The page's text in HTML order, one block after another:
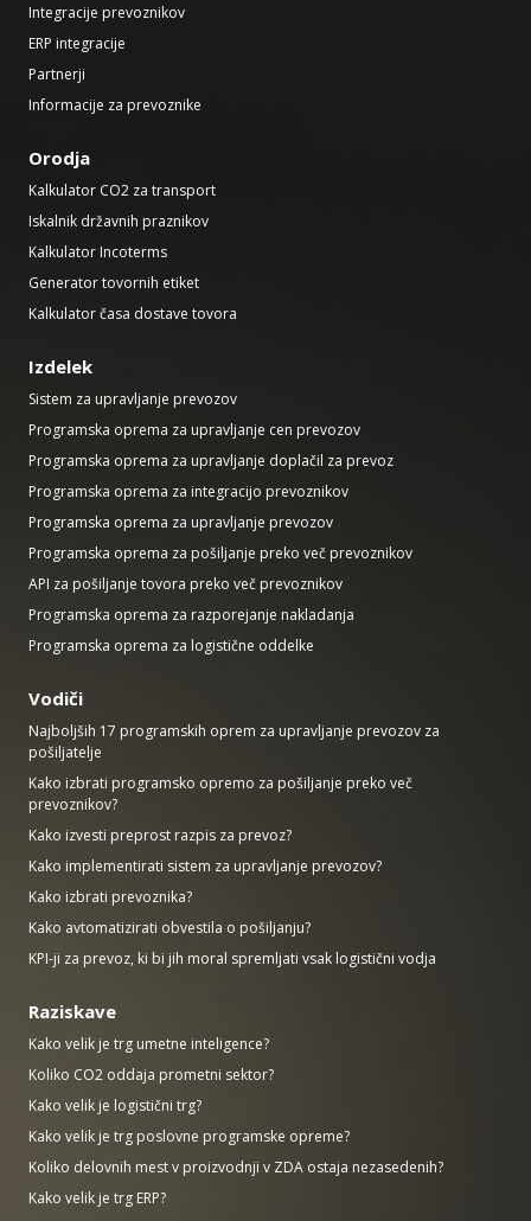
Integracije prevoznikov
ERP integracije
Partnerji
Informacije za prevoznike
Orodja
Kalkulator CO2 za transport
Iskalnik državnih praznikov
Kalkulator Incoterms
Generator tovornih etiket
Kalkulator časa dostave tovora
Izdelek
Sistem za upravljanje prevozov
Programska oprema za upravljanje cen prevozov
Programska oprema za upravljanje doplačil za prevoz
Programska oprema za integracijo prevoznikov
Programska oprema za upravljanje prevozov
Programska oprema za pošiljanje preko več prevoznikov
API za pošiljanje tovora preko več prevoznikov
Programska oprema za razporejanje nakladanja
Programska oprema za logistične oddelke
Vodiči
Najboljših 17 programskih oprem za upravljanje prevozov za
pošiljatelje
Kako izbrati programsko opremo za pošiljanje preko več
prevoznikov?
Kako izvesti preprost razpis za prevoz?
Kako implementirati sistem za upravljanje prevozov?
Kako izbrati prevoznika?
Kako avtomatizirati obvestila o pošiljanju?
KPI-ji za prevoz, ki bi jih moral spremljati vsak logistični vodja
Raziskave
Kako velik je trg umetne inteligence?
Koliko CO2 oddaja prometni sektor?
Kako velik je logistični trg?
Kako velik je trg poslovne programske opreme?
Koliko delovnih mest v proizvodnji v ZDA ostaja nezasedenih?
Kako velik je trg ERP?